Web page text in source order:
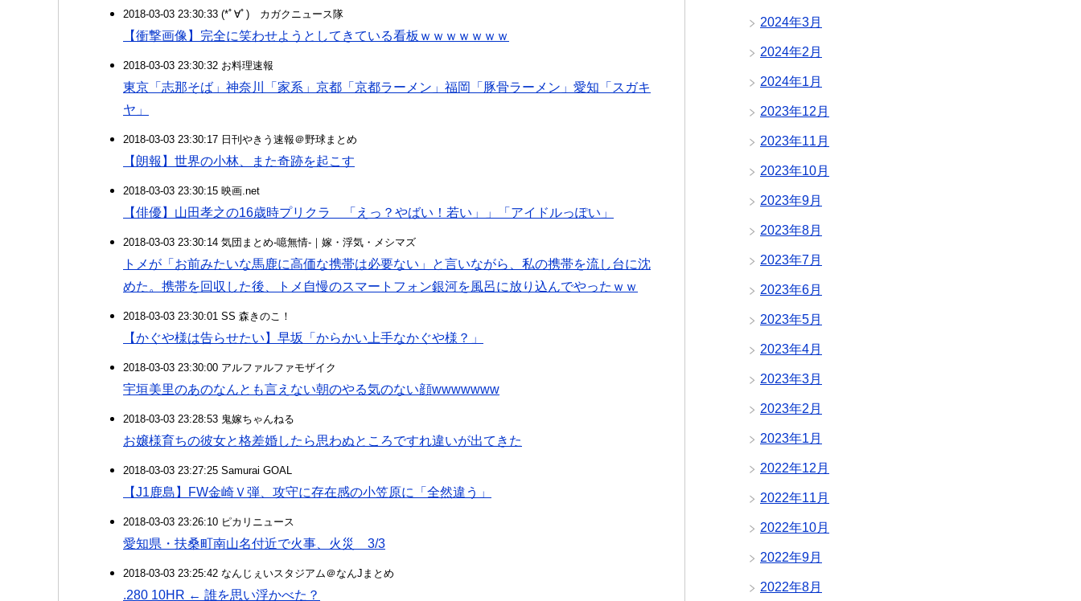
2018-03-03 23:30:33 (*ﾟ∀ﾟ)ゞカガクニュース隊
【衝撃画像】完全に笑わせようとしてきている看板ｗｗｗｗｗｗｗ
2018-03-03 23:30:32 お料理速報
東京「志那そば」神奈川「家系」京都「京都ラーメン」福岡「豚骨ラーメン」愛知「スガキ
ヤ」
2018-03-03 23:30:17 日刊やきう速報＠野球まとめ
【朗報】世界の小林、また奇跡を起こす
2018-03-03 23:30:15 映画.net
【俳優】山田孝之の16歳時プリクラ 「えっ？やばい！若い」」「アイドルっぽい」
2018-03-03 23:30:14 気団まとめ-噫無情-｜嫁・浮気・メシマズ
トメが「お前みたいな馬鹿に高価な携帯は必要ない」と言いながら、私の携帯を流し台に沈
めた。携帯を回収した後、トメ自慢のスマートフォン銀河を風呂に放り込んでやったｗｗ
2018-03-03 23:30:01 SS 森きのこ！
【かぐや様は告らせたい】早坂「からかい上手なかぐや様？」
2018-03-03 23:30:00 アルファルファモザイク
宇垣美里のあのなんとも言えない朝のやる気のない顔wwwwwww
2018-03-03 23:28:53 鬼嫁ちゃんねる
お嬢様育ちの彼女と格差婚したら思わぬところですれ違いが出てきた
2018-03-03 23:27:25 Samurai GOAL
【J1鹿島】FW金崎Ｖ弾、攻守に存在感の小笠原に「全然違う」
2018-03-03 23:26:10 ピカリニュース
愛知県・扶桑町南山名付近で火事、火災 3/3
2018-03-03 23:25:42 なんじぇいスタジアム＠なんJまとめ
.280 10HR ← 誰を思い浮かべた？
2024年3月
2024年2月
2024年1月
2023年12月
2023年11月
2023年10月
2023年9月
2023年8月
2023年7月
2023年6月
2023年5月
2023年4月
2023年3月
2023年2月
2023年1月
2022年12月
2022年11月
2022年10月
2022年9月
2022年8月